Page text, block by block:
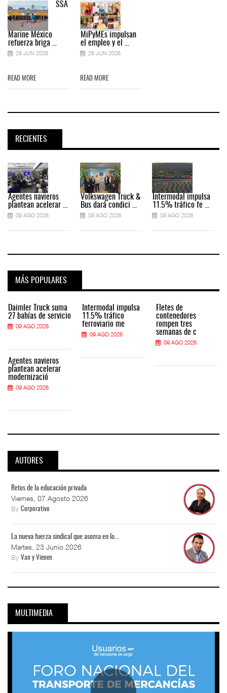
SSA
Marine México
refuerza briga ...
29 JUN 2026
READ MORE
MiPyMEs impulsan
el empleo y el ...
26 JUN 2026
READ MORE
RECIENTES
Agentes navieros
plantean acelerar ...
09 AGO 2026
Volkswagen Truck &
Bus dará condici ...
09 AGO 2026
Intermodal impulsa
11.5% tráfico fe ...
09 AGO 2026
MÁS POPULARES
Daimler Truck suma
27 bahías de servicio
09 AGO 2026
Agentes navieros
plantean acelerar
modernizació
09 AGO 2026
Intermodal impulsa
11.5% tráfico
ferroviario me
09 AGO 2026
Fletes de
contenedores
rompen tres
semanas de c
09 AGO 2026
AUTORES
Retos de la educación privada
Viernes, 07 Agosto 2026
By Corporativo
La nueva fuerza sindical que asoma en lo...
Martes, 23 Junio 2026
By Van y Vienen
MULTIMEDIA